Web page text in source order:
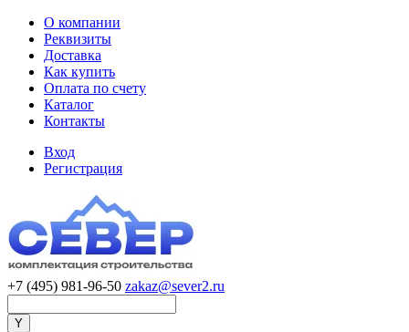
О компании
Реквизиты
Доставка
Как купить
Оплата по счету
Каталог
Контакты
Вход
Регистрация
+7 (495) 981-96-50 zakaz@sever2.ru